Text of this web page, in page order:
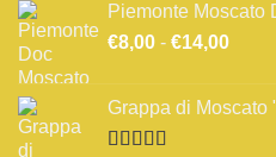
Piemonte Moscato
€8,00 - €14,00Fascia
da
Grappa di Moscato